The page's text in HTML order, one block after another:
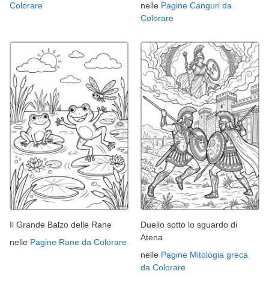
Colorare
nelle Pagine Canguri da
Colorare
Il Grande Balzo delle Rane
nelle Pagine Rane da Colorare
Duello sotto lo sguardo di
Atena
nelle Pagine Mitologia greca
da Colorare